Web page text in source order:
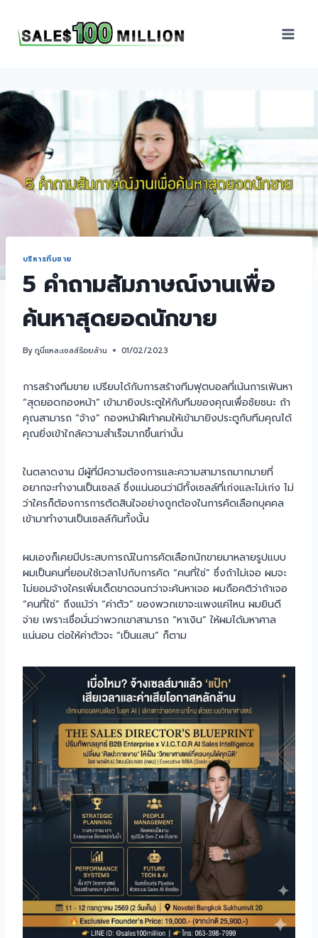
บริหารทีมขาย
5 คำถามสัมภาษณ์งานเพื่อ
ค้นหาสุดยอดนักขาย
Byกูนี่แหละเซลล์ร้อยล้าน 01/02/2023
การสร้างทีมขาย เปรียบได้กับการสร้างทีมฟุตบอลที่เน้นการเฟ้นหา
“สุดยอดกองหน้า” เข้ามายิงประตูให้กับทีมของคุณเพื่อชัยชนะ ถ้า
คุณสามารถ “จ้าง” กองหน้าฝีเท้าคมให้เข้ามายิงประตูกับทีมคุณได้
คุณยิ่งเข้าใกล้ความสำเร็จมากขึ้นเท่านั้น
ในตลาดงาน มีผู้ที่มีความต้องการและความสามารถมากมายที่
อยากจะทำงานเป็นเซลล์ ซึ่งแน่นอนว่ามีทั้งเซลล์ที่เก่งและไม่เก่ง ไม่
ว่าใครก็ต้องการการตัดสินใจอย่างถูกต้องในการคัดเลือกบุคคล
เข้ามาทำงานเป็นเซลล์กันทั้งนั้น
ผมเองก็เคยมีประสบการณ์ในการคัดเลือกนักขายมาหลายรูปแบบ
ผมเป็นคนที่ยอมใช้เวลาไปกับการคัด “คนที่ใช่” ซึ่งถ้าไม่เจอ ผมจะ
ไม่ยอมจ้างใครเพิ่มเด็ดขาดจนกว่าจะค้นหาเจอ ผมถือคติว่าถ้าเจอ
“คนที่ใช่” ถึงแม้ว่า “ค่าตัว” ของพวกเขาจะแพงแค่ไหน ผมยินดี
จ่าย เพราะเชื่อมั่นว่าพวกเขาสามารถ “หาเงิน” ให้ผมได้มหาศาล
แน่นอน ต่อให้ค่าตัวจะ “เป็นแสน” ก็ตาม